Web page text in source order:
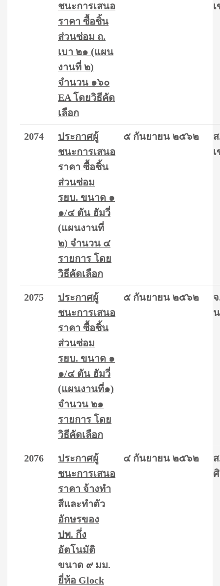
ชนะการเสนอ
ราคา ซื้อชิ้น
ส่วนซ่อม ถ.
เบา ๒๑ (แผน
งานที่ ๒)
จำนวน ๑๖๐
EA โดยวิธีคัด
เลือก
2074
ประกาศผู้
ชนะการเสนอ
ราคา ซื้อชิ้น
ส่วนซ่อม
รยบ. ขนาด ๑
๑/๔ ตัน ฮัมวี่
(แผนงานที่
๒) จำนวน ๔
รายการ โดย
วิธีคัดเลือก
๕ กันยายน ๒๕๖๒
2075
ประกาศผู้
ชนะการเสนอ
ราคา ซื้อชิ้น
ส่วนซ่อม
รยบ. ขนาด ๑
๑/๔ ตัน ฮัมวี่
(แผนงานที่๑)
จำนวน ๒๑
รายการ โดย
วิธีคัดเลือก
๕ กันยายน ๒๕๖๒
2076
ประกาศผู้
ชนะการเสนอ
ราคา จ้างทำ
สีและทำตัว
อักษรของ
ปพ. กึ่ง
อัตโนมัติ
ขนาด ๙ มม.
ยี่ห้อ Glock
๔ กันยายน ๒๕๖๒